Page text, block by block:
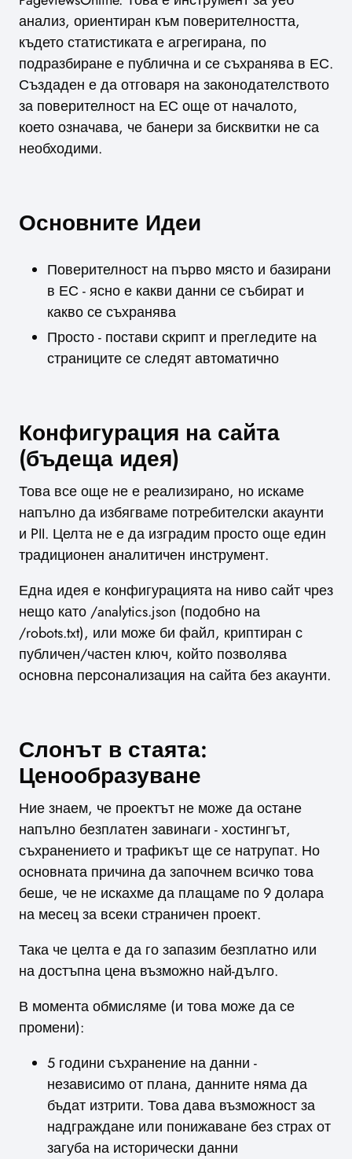
анализ, ориентиран към поверителността,
където статистиката е агрегирана, по
подразбиране е публична и се съхранява в ЕС.
Създаден е да отговаря на законодателството
за поверителност на ЕС още от началото,
което означава, че банери за бисквитки не са
необходими.
Основните Идеи
Поверителност на първо място и базирани
в ЕС - ясно е какви данни се събират и
какво се съхранява
Просто - постави скрипт и прегледите на
страниците се следят автоматично
Конфигурация на сайта
(бъдеща идея)
Това все още не е реализирано, но искаме
напълно да избягваме потребителски акаунти
и PII. Целта не е да изградим просто още един
традиционен аналитичен инструмент.
Една идея е конфигурацията на ниво сайт чрез
нещо като /analytics.json (подобно на
/robots.txt), или може би файл, криптиран с
публичен/частен ключ, който позволява
основна персонализация на сайта без акаунти.
Слонът в стаята:
Ценообразуване
Ние знаем, че проектът не може да остане
напълно безплатен завинаги - хостингът,
съхранението и трафикът ще се натрупат. Но
основната причина да започнем всичко това
беше, че не искахме да плащаме по 9 долара
на месец за всеки страничен проект.
Така че целта е да го запазим безплатно или
на достъпна цена възможно най-дълго.
В момента обмисляме (и това може да се
промени):
5 години съхранение на данни -
независимо от плана, данните няма да
бъдат изтрити. Това дава възможност за
надграждане или понижаване без страх от
загуба на исторически данни